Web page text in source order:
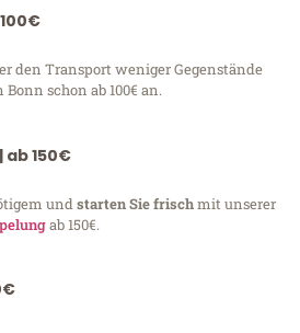
den Transport weniger Gegenstände
Bonn schon ab 100€ an.
| ab 150€
undstarten Sie frischmit unserer
ab 150€.